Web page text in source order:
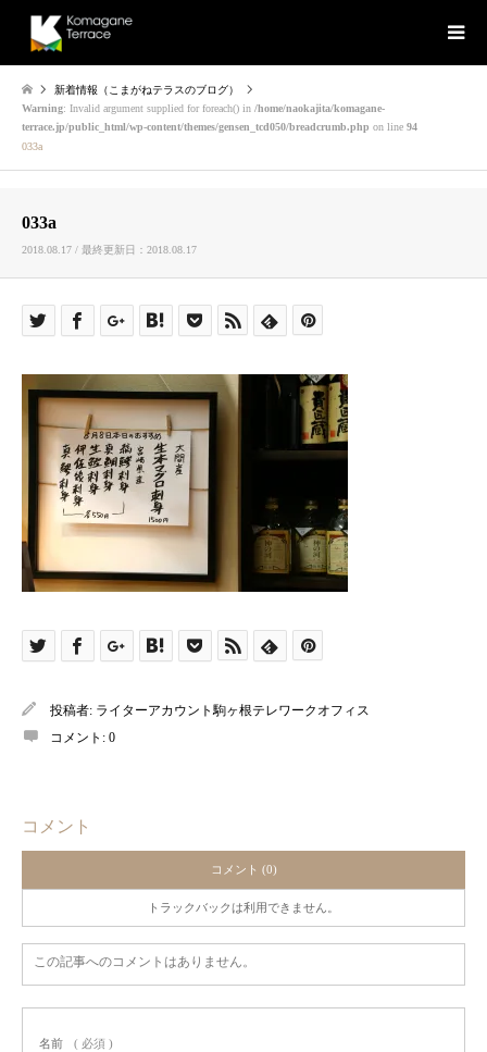
新着情報（こまがねテラスのブログ）
Warning: Invalid argument supplied for foreach() in /home/naokajita/komagane-
terrace.jp/public_html/wp-content/themes/gensen_tcd050/breadcrumb.php on line 94
033a
033a
2018.08.17 / 最終更新日：2018.08.17
投稿者: ライターアカウント駒ヶ根テレワークオフィス
コメント: 0
コメント
コメント (0)
トラックバックは利用できません。
この記事へのコメントはありません。
名前 ( 必須 )